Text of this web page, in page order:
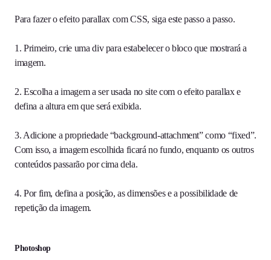
Para fazer o efeito parallax com CSS, siga este passo a passo.
1. Primeiro, crie uma div para estabelecer o bloco que mostrará a
imagem.
2. Escolha a imagem a ser usada no site com o efeito parallax e
defina a altura em que será exibida.
3. Adicione a propriedade “background-attachment” como “fixed”.
Com isso, a imagem escolhida ficará no fundo, enquanto os outros
conteúdos passarão por cima dela.
4. Por fim, defina a posição, as dimensões e a possibilidade de
repetição da imagem.
Photoshop